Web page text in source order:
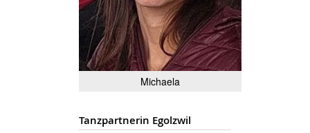
Michaela
Tanzpartnerin Egolzwil